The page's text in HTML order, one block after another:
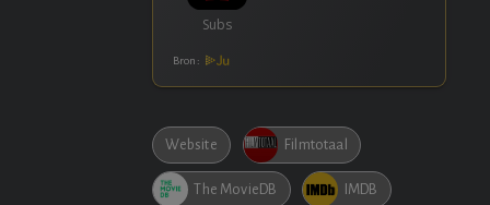
Bron:
Website Filmtotaal
The MovieDB IMDB